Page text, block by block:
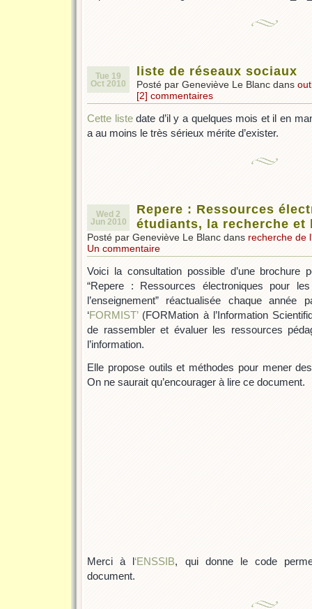
Tue 19
Oct 2010
liste de réseaux sociaux
Posté par Geneviève Le Blanc dans
[2] commentaires
Cette listedate d’il y a quelques mois et il en
a au moins le très sérieux mérite d’exister.
Wed 2
Jun 2010
Repere : Ressources
étudiants, la recherche et
Posté par Geneviève Le Blanc dans recherche de
Un commentaire
Voici la consultation possible d’une brochure
“Repere : Ressources électroniques pour
l’enseignement” réactualisée chaque année
‘FORMIST’(FORMation à l’Information
de rassembler et évaluer les ressources
l’information.
Elle propose outils et méthodes pour mener
On ne saurait qu’encourager à lire ce document.
Merci à l‘ENSSIB, qui donne le code
document.